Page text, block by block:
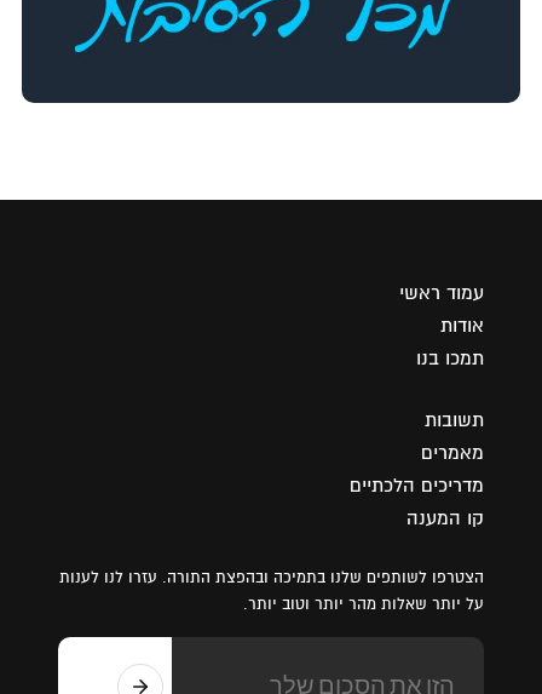
עמוד ראשי
אודות
תמכו בנו
תשובות
מאמרים
מדריכים הלכתיים
קו המענה
הצטרפו לשותפים שלנו בתמיכה ובהפצת התורה. עזרו לנו לענות
על יותר שאלות מהר יותר וטוב יותר.